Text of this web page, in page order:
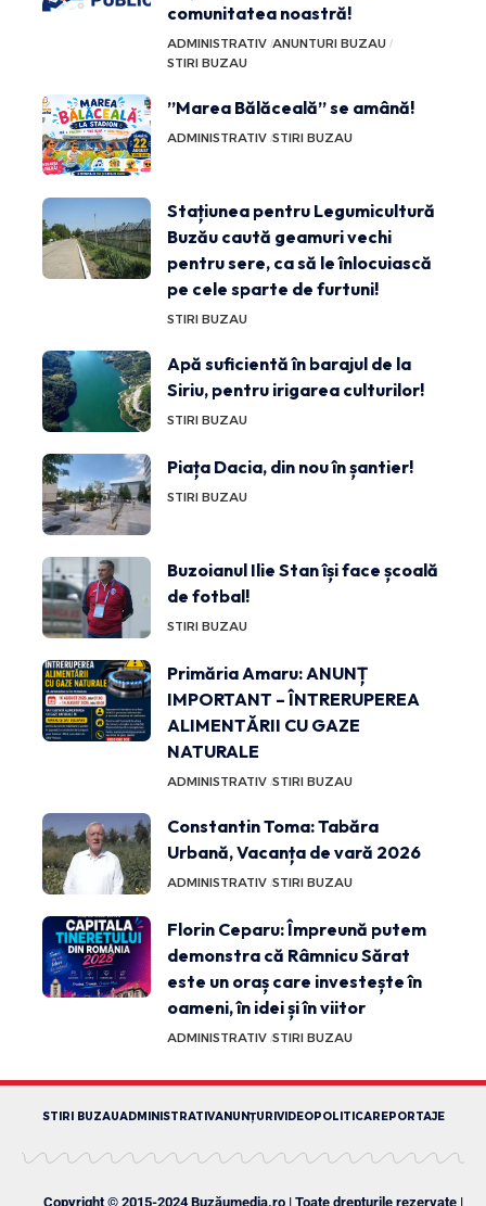
comunitatea noastră!
ADMINISTRATIV ANUNTURI BUZAU
STIRI BUZAU
”Marea Bălăceală” se amână!
ADMINISTRATIV STIRI BUZAU
Stațiunea pentru Legumicultură
Buzău caută geamuri vechi
pentru sere, ca să le înlocuiască
pe cele sparte de furtuni!
STIRI BUZAU
Apă suficientă în barajul de la
Siriu, pentru irigarea culturilor!
STIRI BUZAU
Piața Dacia, din nou în șantier!
STIRI BUZAU
Buzoianul Ilie Stan își face școală
de fotbal!
STIRI BUZAU
Primăria Amaru: ANUNȚ
IMPORTANT – ÎNTRERUPEREA
ALIMENTĂRII CU GAZE
NATURALE
ADMINISTRATIV STIRI BUZAU
Constantin Toma: Tabăra
Urbană, Vacanța de vară 2026
ADMINISTRATIV STIRI BUZAU
Florin Ceparu: Împreună putem
demonstra că Râmnicu Sărat
este un oraș care investește în
oameni, în idei și în viitor
ADMINISTRATIV STIRI BUZAU
STIRI BUZAUADMINISTRATIVANUNȚURI VIDEOPOLITICAREPORTAJE
Copyright © 2015-2024 Buzăumedia.ro | Toate drepturile rezervate |